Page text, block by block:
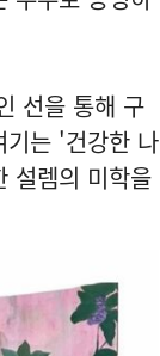
선을 통해 구
기는 '건강한 나
설렘의 미학을